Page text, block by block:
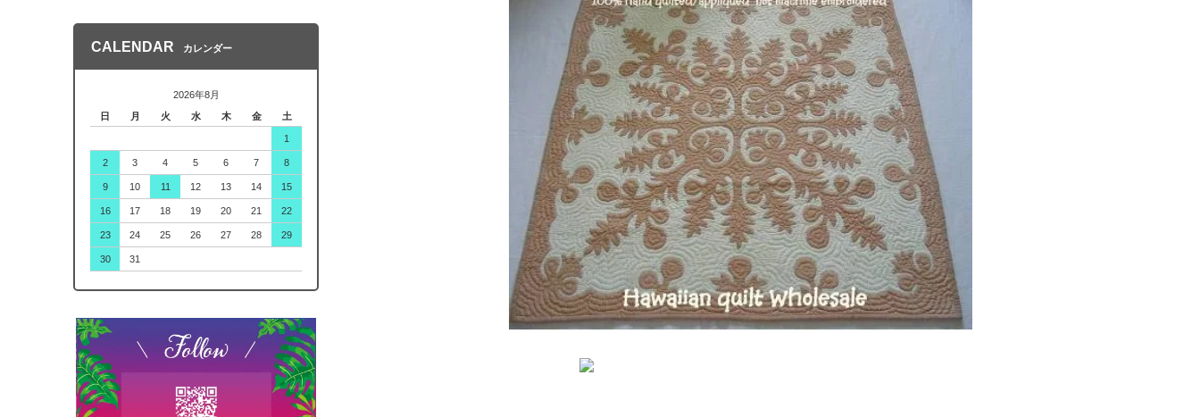
CALENDAR カレンダー
2026年8月
日
月 火 水 木 金 土
1
2 3 4 5 6 7 8
9 10 11 12 13 14 15
16 17 18 19 20 21 22
23 24 25 26 27 28 29
30 31